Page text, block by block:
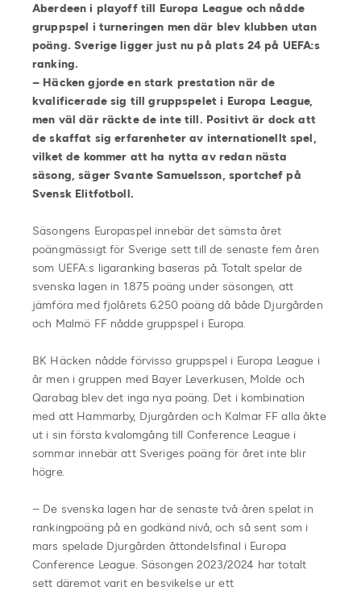
Aberdeen i playoff till Europa League och nådde
gruppspel i turneringen men där blev klubben utan
poäng. Sverige ligger just nu på plats 24 på UEFA:s
ranking.
– Häcken gjorde en stark prestation när de
kvalificerade sig till gruppspelet i Europa League,
men väl där räckte de inte till. Positivt är dock att
de skaffat sig erfarenheter av internationellt spel,
vilket de kommer att ha nytta av redan nästa
säsong, säger Svante Samuelsson, sportchef på
Svensk Elitfotboll.
Säsongens Europaspel innebär det sämsta året
poängmässigt för Sverige sett till de senaste fem åren
som UEFA:s ligaranking baseras på. Totalt spelar de
svenska lagen in 1.875 poäng under säsongen, att
jämföra med fjolårets 6.250 poäng då både Djurgården
och Malmö FF nådde gruppspel i Europa.
BK Häcken nådde förvisso gruppspel i Europa League i
år men i gruppen med Bayer Leverkusen, Molde och
Qarabag blev det inga nya poäng. Det i kombination
med att Hammarby, Djurgården och Kalmar FF alla åkte
ut i sin första kvalomgång till Conference League i
sommar innebär att Sveriges poäng för året inte blir
högre.
– De svenska lagen har de senaste två åren spelat in
rankingpoäng på en godkänd nivå, och så sent som i
mars spelade Djurgården åttondelsfinal i Europa
Conference League. Säsongen 2023/2024 har totalt
sett däremot varit en besvikelse ur ett